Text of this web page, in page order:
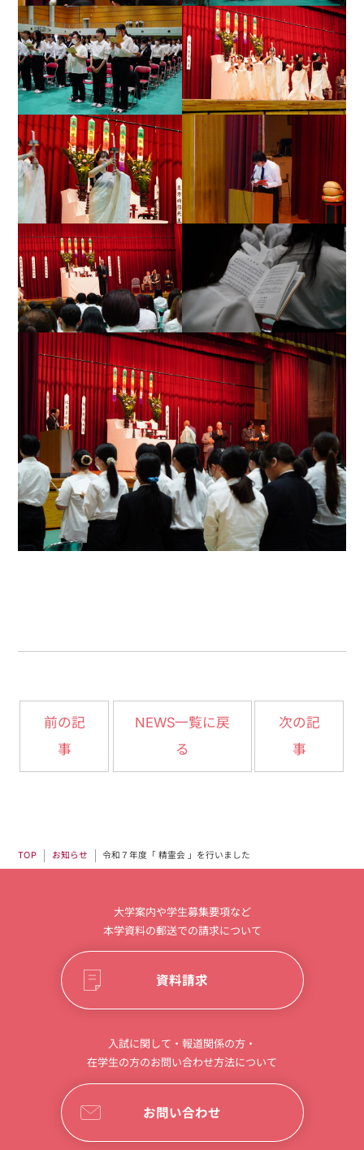
前の記
事
NEWS一覧に戻
る
次の記
事
TOP お知らせ 令和７年度「 精霊会 」を行いました
大学案内や学生募集要項など
本学資料の郵送での請求について
資料請求
入試に関して・報道関係の方・
在学生の方のお問い合わせ方法について
お問い合わせ